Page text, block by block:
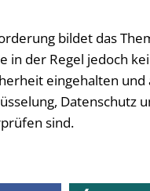
bildet das
der Regel jedoch
eingehalten
sind.